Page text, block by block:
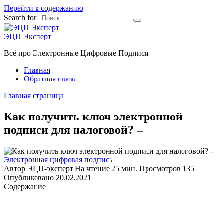
Перейти к содержанию
Search for:
ЭЦП Эксперт
Всё про Электронные Цифровые Подписи
Главная
Обратная связь
Главная страница
Как получить ключ электронной
подписи для налоговой? –
Электронная цифровая подпись
Автор ЭЦП-эксперт На чтение 25 мин. Просмотров 135
Опубликовано 20.02.2021
Содержание